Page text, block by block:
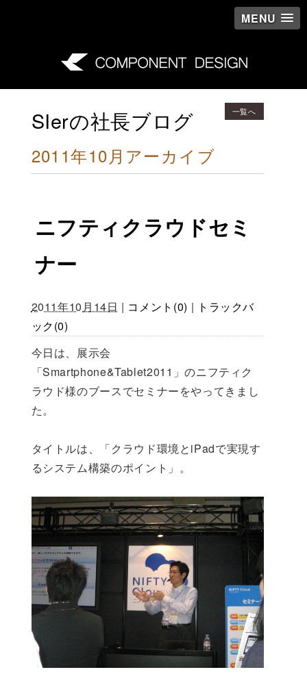
MENU
SIerの社長ブログ 一覧へ
2011年10月アーカイブ
ニフティクラウドセミ
ナー
2011年10月14日 | コメント(0) | トラックバ
ック(0)
今日は、展示会
「Smartphone&Tablet2011」のニフティク
ラウド様のブースでセミナーをやってきまし
た。
タイトルは、「クラウド環境とiPadで実現す
るシステム構築のポイント」。